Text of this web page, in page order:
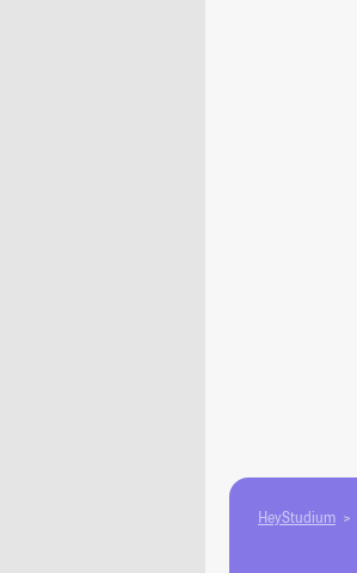
HeyStudium